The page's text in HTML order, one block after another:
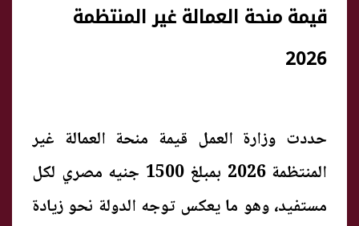
قيمة منحة العمالة غير المنتظمة
2026
حددت وزارة العمل قيمة منحة العمالة غير
المنتظمة 2026 بمبلغ 1500 جنيه مصري لكل
مستفيد، وهو ما يعكس توجه الدولة نحو زيادة